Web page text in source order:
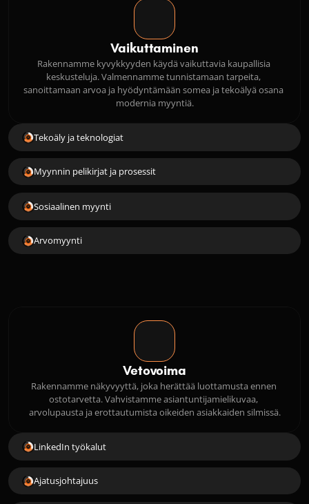
Vaikuttaminen
Rakennamme kyvykkyyden käydä vaikuttavia kaupallisia
keskusteluja. Valmennamme tunnistamaan tarpeita,
sanoittamaan arvoa ja hyödyntämään somea ja tekoälyä osana
modernia myyntiä.
Tekoäly ja teknologiat
Myynnin pelikirjat ja prosessit
Sosiaalinen myynti
Arvomyynti
Vetovoima
Rakennamme näkyvyyttä, joka herättää luottamusta ennen
ostotarvetta. Vahvistamme asiantuntijamielikuvaa,
arvolupausta ja erottautumista oikeiden asiakkaiden silmissä.
LinkedIn työkalut
Ajatusjohtajuus